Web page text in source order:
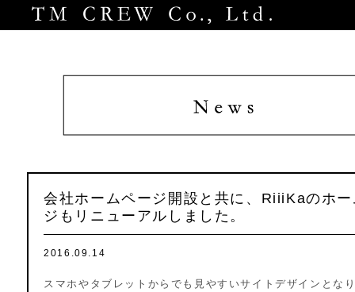
Home
会社ホームページ開設と共に、RiiiKaのホ
ジもリニューアルしました。
2016.09.14
スマホやタブレットからでも見やすいサイトデザインとな